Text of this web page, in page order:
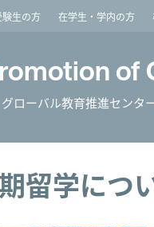
験生の方 在学生・学内の方
of
グローバル教育推進センタ
留学につ